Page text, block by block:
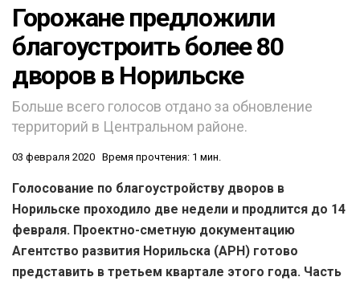
Горожане предложили
благоустроить более 80
дворов в Норильске
Больше всего голосов отдано за обновление
территорий в Центральном районе.
03 февраля 2020 Время прочтения: 1 мин.
Голосование по благоустройству дворов в
Норильске проходило две недели и продлится до 14
февраля. Проектно-сметную документацию
Агентство развития Норильска (АРН) готово
представить в третьем квартале этого года. Часть